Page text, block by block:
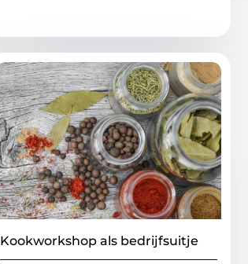
Kookworkshop als bedrijfsuitje